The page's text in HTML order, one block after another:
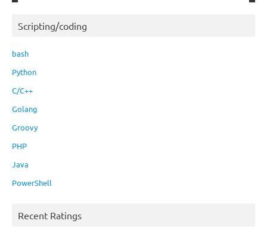
Scripting/coding
bash
Python
C/C++
Golang
Groovy
PHP
Java
PowerShell
Recent Ratings